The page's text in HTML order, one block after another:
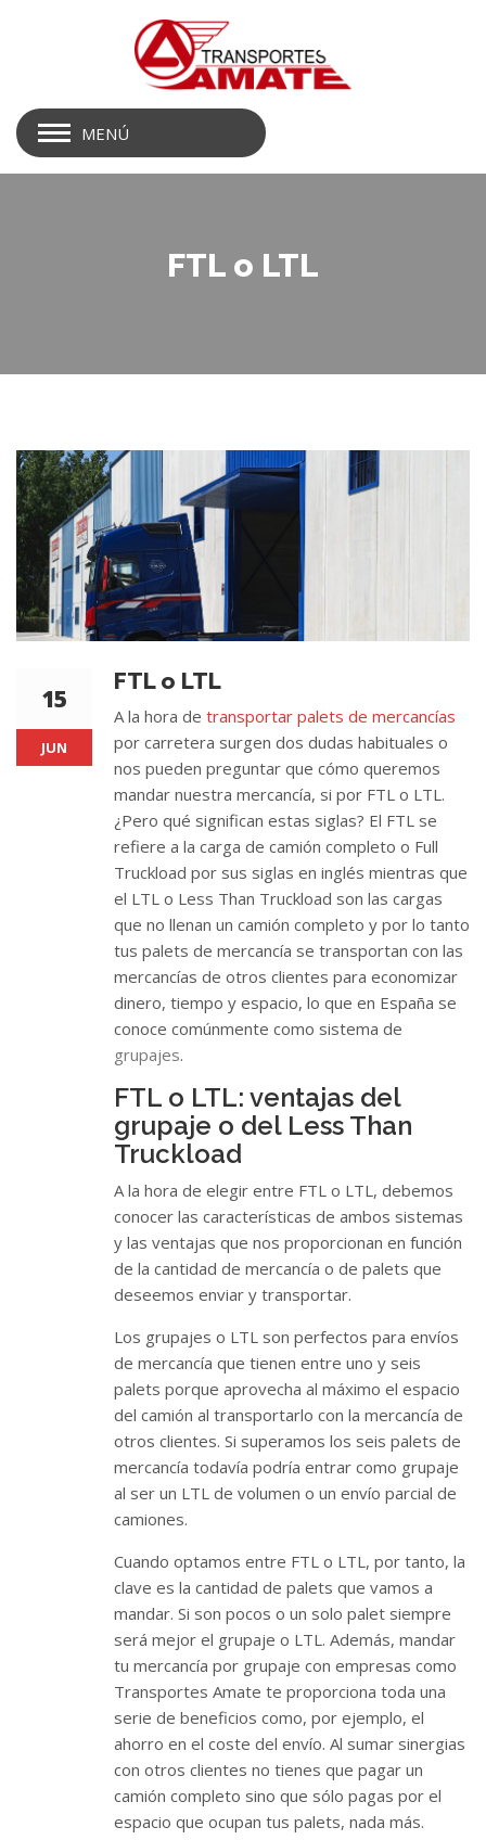
MENÚ
FTL o LTL
15
JUN
FTL o LTL
A la hora de transportar palets de mercancías
por carretera surgen dos dudas habituales o
nos pueden preguntar que cómo queremos
mandar nuestra mercancía, si por FTL o LTL.
¿Pero qué significan estas siglas? El FTL se
refiere a la carga de camión completo o Full
Truckload por sus siglas en inglés mientras que
el LTL o Less Than Truckload son las cargas
que no llenan un camión completo y por lo tanto
tus palets de mercancía se transportan con las
mercancías de otros clientes para economizar
dinero, tiempo y espacio, lo que en España se
conoce comúnmente como sistema de
grupajes.
FTL o LTL: ventajas del
grupaje o del Less Than
Truckload
A la hora de elegir entre FTL o LTL, debemos
conocer las características de ambos sistemas
y las ventajas que nos proporcionan en función
de la cantidad de mercancía o de palets que
deseemos enviar y transportar.
Los grupajes o LTL son perfectos para envíos
de mercancía que tienen entre uno y seis
palets porque aprovecha al máximo el espacio
del camión al transportarlo con la mercancía de
otros clientes. Si superamos los seis palets de
mercancía todavía podría entrar como grupaje
al ser un LTL de volumen o un envío parcial de
camiones.
Cuando optamos entre FTL o LTL, por tanto, la
clave es la cantidad de palets que vamos a
mandar. Si son pocos o un solo palet siempre
será mejor el grupaje o LTL. Además, mandar
tu mercancía por grupaje con empresas como
Transportes Amate te proporciona toda una
serie de beneficios como, por ejemplo, el
ahorro en el coste del envío. Al sumar sinergias
con otros clientes no tienes que pagar un
camión completo sino que sólo pagas por el
espacio que ocupan tus palets, nada más.